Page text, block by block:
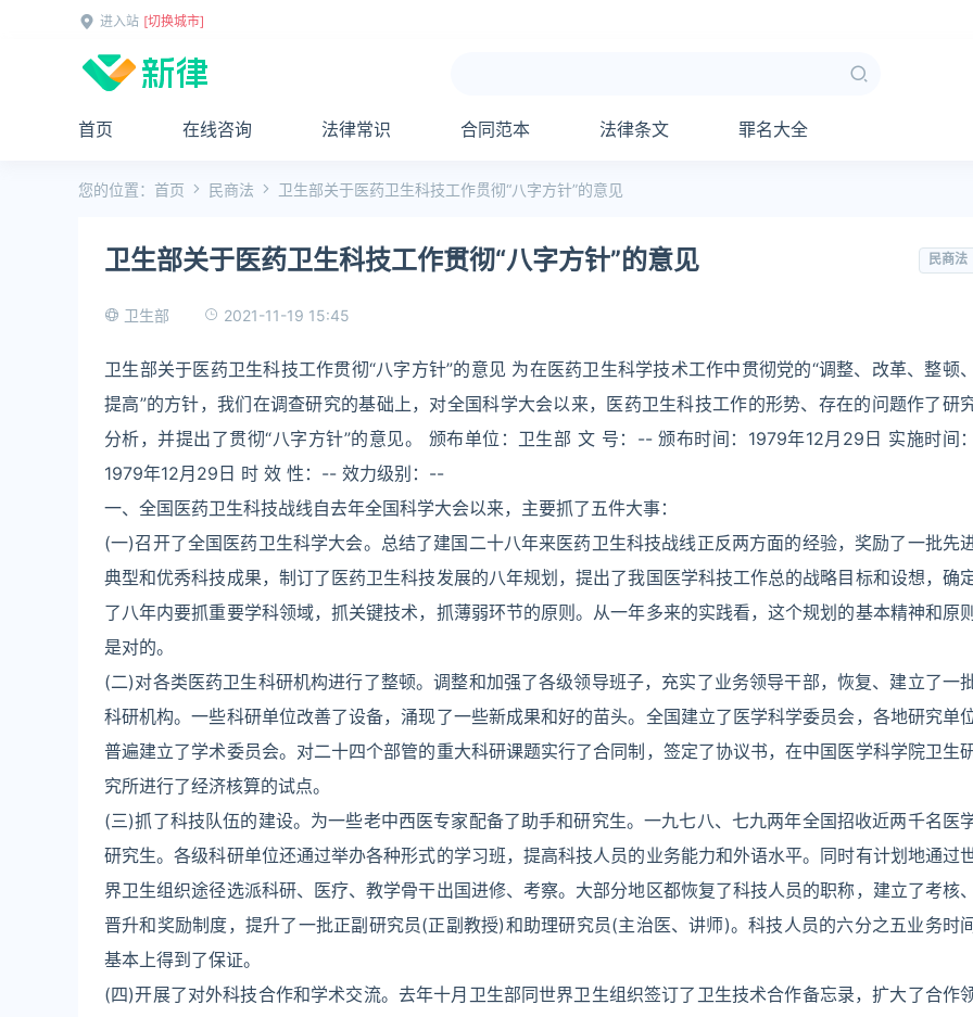
进入站 [切换城市]
首页 在线咨询 法律常识 合同范本 法律条文 罪名大全
您的位置： 首页 民商法 卫生部关于医药卫生科技工作贯彻“八字方针”的意见
卫生部关于医药卫生科技工作贯彻“八字方针”的意见 民商法
卫生部 2021-11-19 15:45
卫生部关于医药卫生科技工作贯彻“八字方针”的意见 为在医药卫生科学技术工作中贯彻党的“调整、改革、整顿、
提高”的方针，我们在调查研究的基础上，对全国科学大会以来，医药卫生科技工作的形势、存在的问题作了研
分析，并提出了贯彻“八字方针”的意见。 颁布单位：卫生部 文 号：-- 颁布时间：1979年12月29日 实施时间：
1979年12月29日 时 效 性：-- 效力级别：--
一、全国医药卫生科技战线自去年全国科学大会以来，主要抓了五件大事：
(一)召开了全国医药卫生科学大会。总结了建国二十八年来医药卫生科技战线正反两方面的经验，奖励了一批先
典型和优秀科技成果，制订了医药卫生科技发展的八年规划，提出了我国医学科技工作总的战略目标和设想，确
了八年内要抓重要学科领域，抓关键技术，抓薄弱环节的原则。从一年多来的实践看，这个规划的基本精神和原则
是对的。
(二)对各类医药卫生科研机构进行了整顿。调整和加强了各级领导班子，充实了业务领导干部，恢复、建立了一
科研机构。一些科研单位改善了设备，涌现了一些新成果和好的苗头。全国建立了医学科学委员会，各地研究单
普遍建立了学术委员会。对二十四个部管的重大科研课题实行了合同制，签定了协议书，在中国医学科学院卫生
究所进行了经济核算的试点。
(三)抓了科技队伍的建设。为一些老中西医专家配备了助手和研究生。一九七八、七九两年全国招收近两千名医
研究生。各级科研单位还通过举办各种形式的学习班，提高科技人员的业务能力和外语水平。同时有计划地通过
界卫生组织途径选派科研、医疗、教学骨干出国进修、考察。大部分地区都恢复了科技人员的职称，建立了考核、
晋升和奖励制度，提升了一批正副研究员(正副教授)和助理研究员(主治医、讲师)。科技人员的六分之五业务时
基本上得到了保证。
(四)开展了对外科技合作和学术交流。去年十月卫生部同世界卫生组织签订了卫生技术合作备忘录，扩大了合作